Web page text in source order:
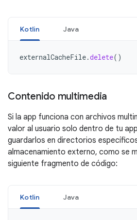
Kotlin Java
externalCacheFile.delete()
Contenido multimedia
Si la app funciona con archivos
valor al usuario solo dentro de tu
guardarlos en directorios
almacenamiento externo, como se
siguiente fragmento de código:
Kotlin Java